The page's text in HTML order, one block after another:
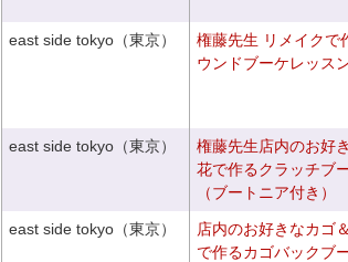
east side tokyo（東京）
権藤先生 リメイクで
ウンドブーケレッス
east side tokyo（東京）
権藤先生店内のお好
花で作るクラッチブ
（ブートニア付き）
east side tokyo（東京）
店内のお好きなカゴ
で作るカゴバックブ